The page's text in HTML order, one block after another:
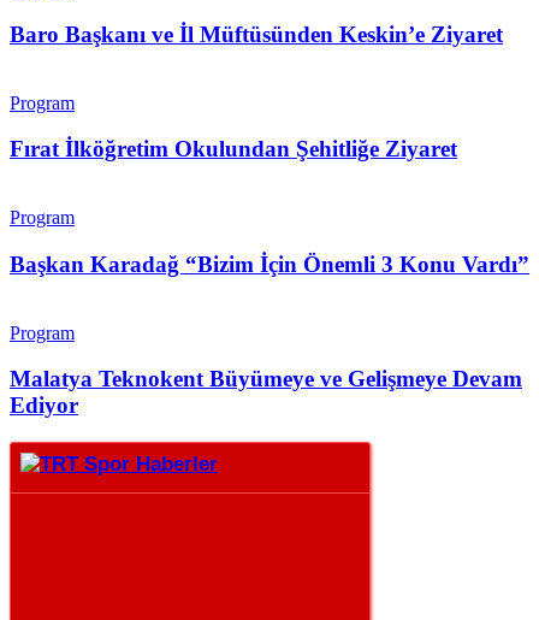
Baro Başkanı ve İl Müftüsünden Keskin’e Ziyaret
Program
Fırat İlköğretim Okulundan Şehitliğe Ziyaret
Program
Başkan Karadağ “Bizim İçin Önemli 3 Konu Vardı”
Program
Malatya Teknokent Büyümeye ve Gelişmeye Devam
Ediyor